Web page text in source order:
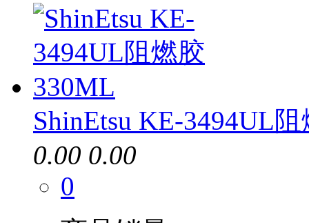
ShinEtsu KE-3494UL
0.00 0.00
0